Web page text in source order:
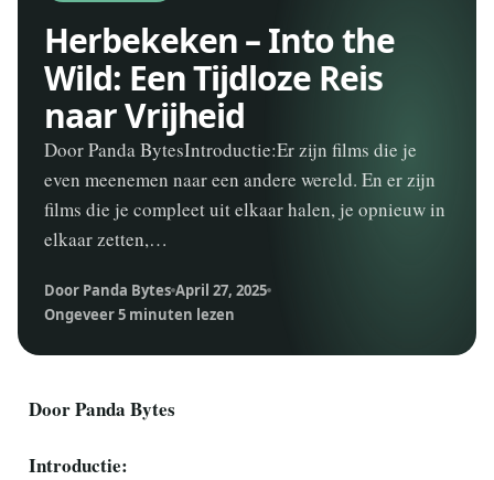
Herbekeken – Into the
Wild: Een Tijdloze Reis
naar Vrijheid
Door Panda BytesIntroductie:Er zijn films die je
even meenemen naar een andere wereld. En er zijn
films die je compleet uit elkaar halen, je opnieuw in
elkaar zetten,…
Door Panda Bytes April 27, 2025
Ongeveer 5 minuten lezen
Door Panda Bytes
Introductie: